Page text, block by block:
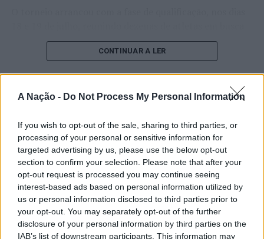
A Nação - Do Not Process My Personal Information
If you wish to opt-out of the sale, sharing to third parties, or
processing of your personal or sensitive information for
targeted advertising by us, please use the below opt-out
section to confirm your selection. Please note that after your
opt-out request is processed you may continue seeing
interest-based ads based on personal information utilized by
us or personal information disclosed to third parties prior to
your opt-out. You may separately opt-out of the further
disclosure of your personal information by third parties on the
IAB’s list of downstream participants. This information may
Peddy Jovem de Anadia com inscrições abertas
PSP: Esquadra de Portimão muda temporariamente local
de atendimento
de um lugar no quadro principal. A cerimónia de
abertura contou com a presença do presidente da
início de uma competição que voltou a colocar o
ténis.
Apesar das desistências de última hora de jogadores
como Casper Ruud (Noruega), Alejandro Davidovich
Fokina (Espanha) e Matteo Arnaldi (Itália), a prova
apresentou um quadro competitivo de elevado nível,
liderado pelo russo Andrey Rublev, primeiro cabeça de
série, pelo italiano Luciano Darderi, pelo chileno
Alejandro Tabilo e pelo belga Alexander Blockx.
CONTINUAR A LER
ATUALIDADE
Castelo Branco: “Bienal
Internacional de Artes e Ofícios”
promete afirmar artesanato,
património e inovação como
“motores de desenvolvimento
económico e cultural” do município
português